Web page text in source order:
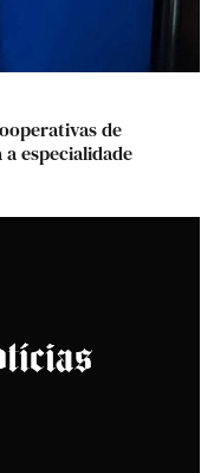
de
especialidade